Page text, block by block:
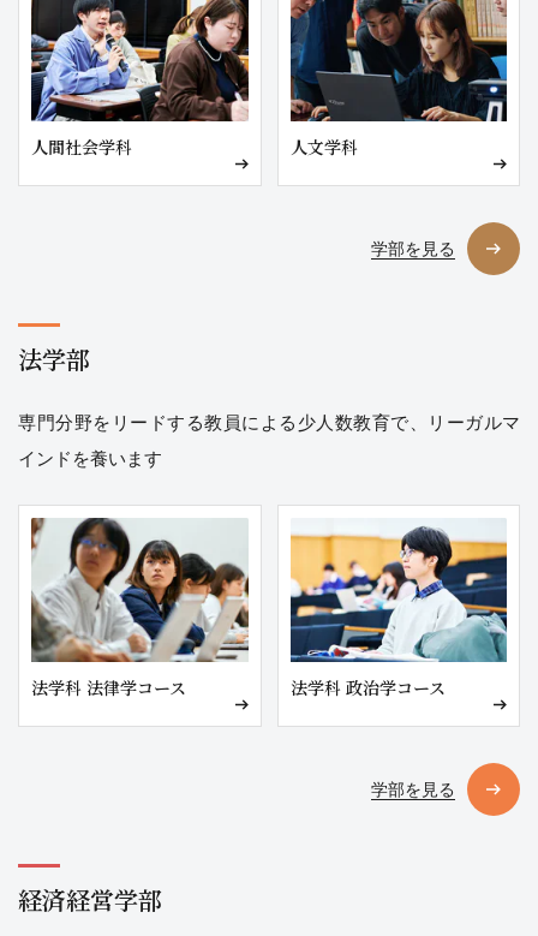
未来のまちづくり
都市問題・地方自治 スマートシティ・インフラ
まち
づくり・地域活性
次世代エネルギー
エ
データサイエンス・AI
暗号の仕組み GIS（地理情報システム）
AI(人工知
能)
データサイエンス ビックデータ
ロボット・通信・社会インフラ
通信 情報ネットワーク 制御理論
ロボットシステ
ム
機械創成
創造・デザイン
ソーシャル・マルチメディア
クト
メディアアート
環境問題 地域問題
候変動
地震・自然災害
人間社会学科 人文学科
学部を見る
法学部
専門分野をリードする教員による少人数教育で、リーガルマ
インドを養います
法学科 法律学コース 法学科 政治学コース
学部を見る
経済経営学部